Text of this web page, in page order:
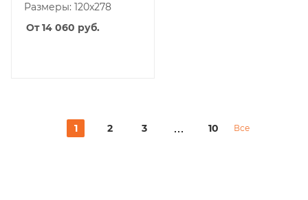
Размеры: 120x278
От 14 060 руб.
1 2 3 10 Все